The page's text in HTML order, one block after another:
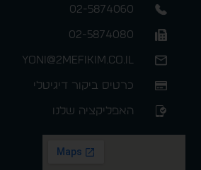
02-5874060
02-5874080
yoni@2mefikim.co.il
כרטיס ביקור דיגיטלי
האפליקציה שלנו